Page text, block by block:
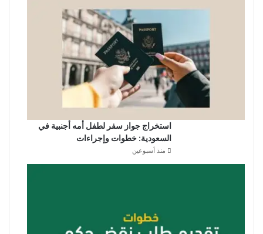
استخراج جواز سفر لطفل أمه أجنبية في
السعودية: خطوات وإجراءات
منذ أسبوعين